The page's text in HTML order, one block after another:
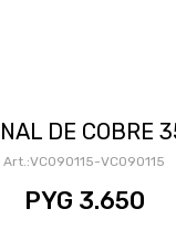
DE COBRE
VC090115-VC090115
PYG 3.650